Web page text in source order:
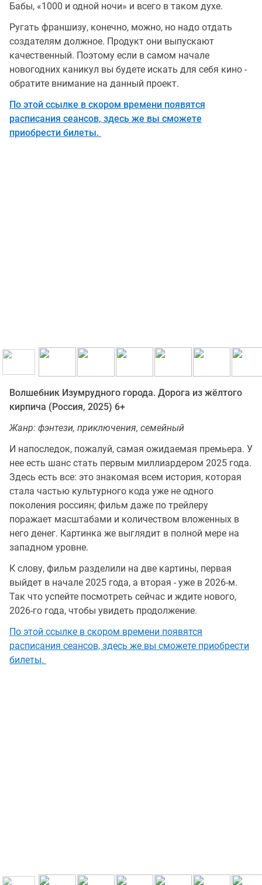
Бабы, «1000 и одной ночи» и всего в таком духе.
Ругать франшизу, конечно, можно, но надо отдать
создателям должное. Продукт они выпускают
качественный. Поэтому если в самом начале
новогодних каникул вы будете искать для себя кино -
обратите внимание на данный проект.
По этой ссылке в скором времени появятся
расписания сеансов, здесь же вы сможете
приобрести билеты.
Волшебник Изумрудного города. Дорога из жёлтого
кирпича (Россия, 2025) 6+
Жанр: фэнтези, приключения, семейный
И напоследок, пожалуй, самая ожидаемая премьера. У
нее есть шанс стать первым миллиардером 2025 года.
Здесь есть все: это знакомая всем история, которая
стала частью культурного кода уже не одного
поколения россиян; фильм даже по трейлеру
поражает масштабами и количеством вложенных в
него денег. Картинка же выглядит в полной мере на
западном уровне.
К слову, фильм разделили на две картины, первая
выйдет в начале 2025 года, а вторая - уже в 2026-м.
Так что успейте посмотреть сейчас и ждите нового,
2026-го года, чтобы увидеть продолжение.
По этой ссылке в скором времени появятся
расписания сеансов, здесь же вы сможете приобрести
билеты.